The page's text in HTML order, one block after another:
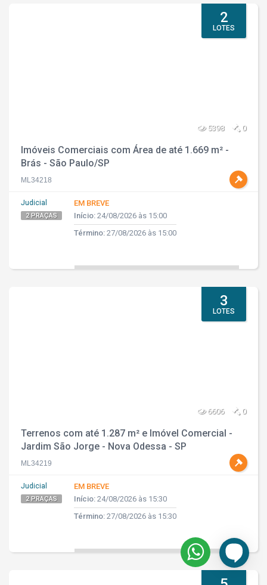
2
LOTES
5398 0
Imóveis Comerciais com Área de até 1.669 m² -
Brás - São Paulo/SP
ML34218
Judicial
2 PRAÇAS
EM BREVE
Início: 24/08/2026 às 15:00
Término: 27/08/2026 às 15:00
3
LOTES
6606 0
Terrenos com até 1.287 m² e Imóvel Comercial -
Jardim São Jorge - Nova Odessa - SP
ML34219
Judicial
2 PRAÇAS
EM BREVE
Início: 24/08/2026 às 15:30
Término: 27/08/2026 às 15:30